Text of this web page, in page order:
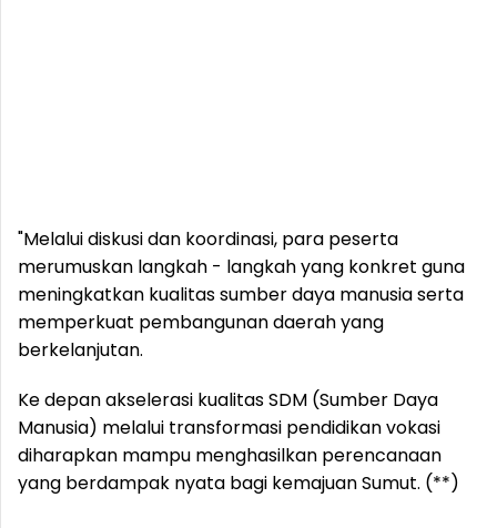
"Melalui diskusi dan koordinasi, para peserta
merumuskan langkah - langkah yang konkret guna
meningkatkan kualitas sumber daya manusia serta
memperkuat pembangunan daerah yang
berkelanjutan.
Ke depan akselerasi kualitas SDM (Sumber Daya
Manusia) melalui transformasi pendidikan vokasi
diharapkan mampu menghasilkan perencanaan
yang berdampak nyata bagi kemajuan Sumut. (**)